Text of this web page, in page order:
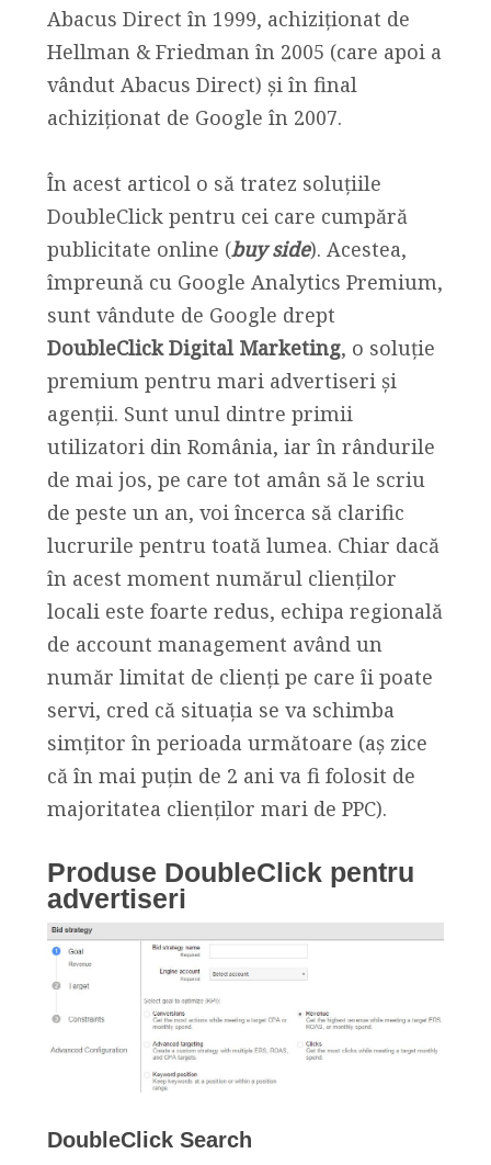
Abacus Direct în 1999, achiziționat de
Hellman & Friedman în 2005 (care apoi a
vândut Abacus Direct) și în final
achiziționat de Google în 2007.
În acest articol o să tratez soluțiile
DoubleClick pentru cei care cumpără
publicitate online (buy side). Acestea,
împreună cu Google Analytics Premium,
sunt vândute de Google drept
DoubleClick Digital Marketing, o soluție
premium pentru mari advertiseri și
agenții. Sunt unul dintre primii
utilizatori din România, iar în rândurile
de mai jos, pe care tot amân să le scriu
de peste un an, voi încerca să clarific
lucrurile pentru toată lumea. Chiar dacă
în acest moment numărul clienților
locali este foarte redus, echipa regională
de account management având un
număr limitat de clienți pe care îi poate
servi, cred că situația se va schimba
simțitor în perioada următoare (aș zice
că în mai puțin de 2 ani va fi folosit de
majoritatea clienților mari de PPC).
Produse DoubleClick pentru
advertiseri
DoubleClick Search